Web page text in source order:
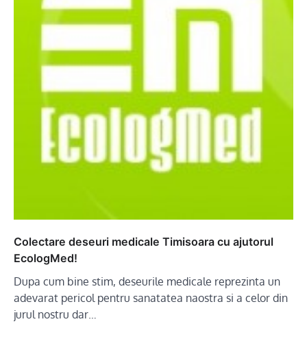
Colectare deseuri medicale Timisoara cu ajutorul
EcologMed!
Dupa cum bine stim, deseurile medicale reprezinta un
adevarat pericol pentru sanatatea naostra si a celor din
jurul nostru dar…